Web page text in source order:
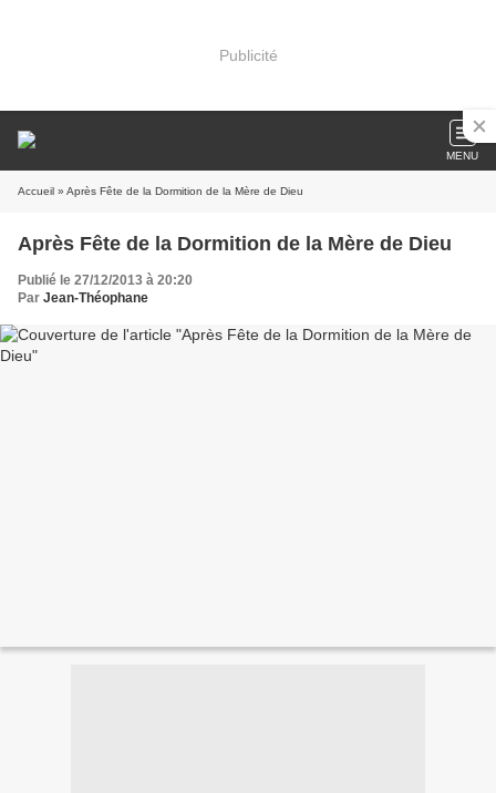
Publicité
MENU
Accueil » Après Fête de la Dormition de la Mère de Dieu
Après Fête de la Dormition de la Mère de Dieu
Publié le 27/12/2013 à 20:20
Par Jean-Théophane